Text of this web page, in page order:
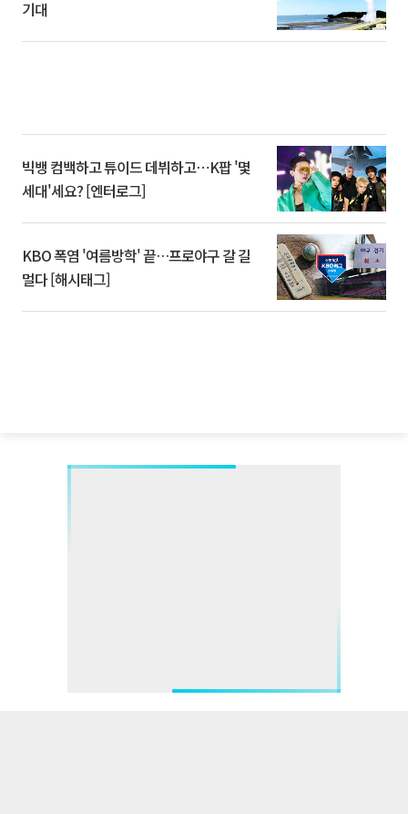
기대
빅뱅 컴백하고 튜이드 데뷔하고⋯K팝 '몇
세대'세요? [엔터로그]
KBO 폭염 '여름방학' 끝…프로야구 갈 길
멀다 [해시태그]